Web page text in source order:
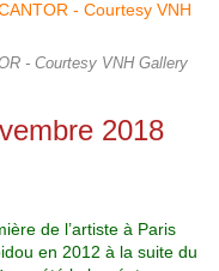
- Courtesy VNH Gallery
2018
de l’artiste à Paris
en 2012 à la suite du